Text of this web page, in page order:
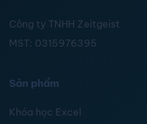
Công ty TNHH Zeitgeist
MST: 0315976395
Sản phẩm
Khóa học Excel